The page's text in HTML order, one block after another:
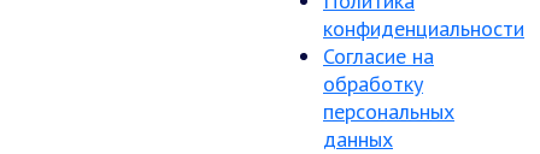
конфиденциальности
Согласие на
обработку
персональных
данных